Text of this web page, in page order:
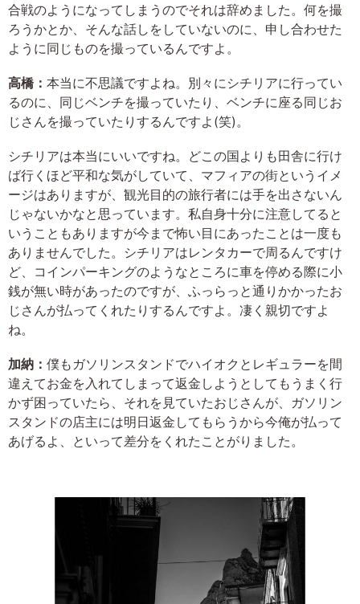
合戦のようになってしまうのでそれは辞めました。何を撮
ろうかとか、そんな話しをしていないのに、申し合わせた
ように同じものを撮っているんですよ。
高橋： 本当に不思議ですよね。別々にシチリアに行ってい
るのに、同じベンチを撮っていたり、ベンチに座る同じお
じさんを撮っていたりするんですよ(笑)。
シチリアは本当にいいですね。どこの国よりも田舎に行け
ば行くほど平和な気がしていて、マフィアの街というイメ
ージはありますが、観光目的の旅行者には手を出さないん
じゃないかなと思っています。私自身十分に注意してると
いうこともありますが今まで怖い目にあったことは一度も
ありませんでした。シチリアはレンタカーで周るんですけ
ど、コインパーキングのようなところに車を停める際に小
銭が無い時があったのですが、ふっらっと通りかかったお
じさんが払ってくれたりするんですよ。凄く親切ですよ
ね。
加納： 僕もガソリンスタンドでハイオクとレギュラーを間
違えてお金を入れてしまって返金しようとしてもうまく行
かず困っていたら、それを見ていたおじさんが、ガソリン
スタンドの店主には明日返金してもらうから今俺が払って
あげるよ、といって差分をくれたことがりました。